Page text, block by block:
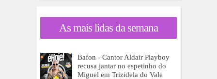
As mais lidas da semana
Bafon - Cantor Aldair Playboy
recusa jantar no espetinho do
Miguel em Trizidela do Vale